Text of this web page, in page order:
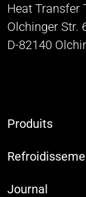
Heat Transfer
Olchinger Str.
D-82140
Produits
Journal